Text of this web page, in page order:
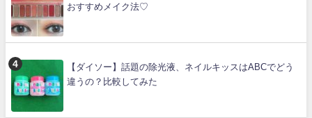
おすすめメイク法♡
【ダイソー】話題の除光液、ネイルキッスはABCでどう
違うの？比較してみた